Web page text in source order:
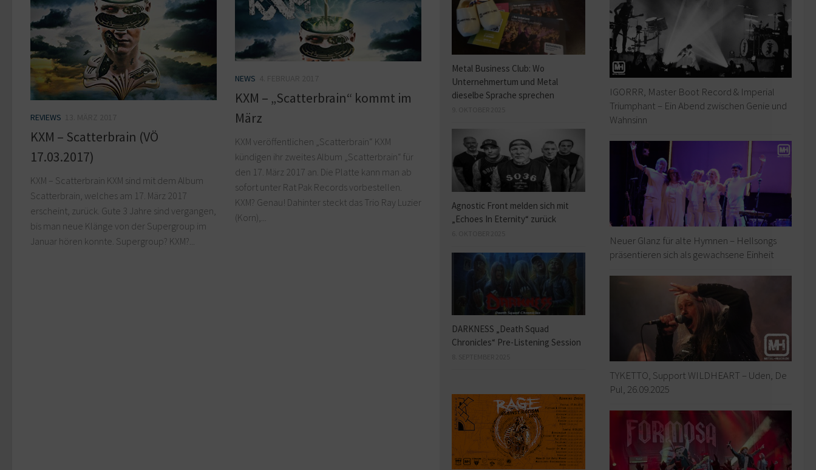
REVIEWS
KXM – Scatterbrain (VÖ
17.03.2017)
KXM – Scatterbrain KXM sind mit dem Album
Scatterbrain, welches am 17. März 2017
erscheint, zurück. Gute 3 Jahre sind vergangen,
bis man neue Klänge von der Supergroup im
Januar hören konnte. Supergroup? KXM?...
NEWS
KXM – „Scatterbrain“ kommt im
März
KXM veröffentlichen „Scatterbrain“ KXM
kündigen ihr zweites Album „Scatterbrain“ für
den 17. März 2017 an. Die Platte kann man ab
sofort unter Rat Pak Records vorbestellen.
KXM? Genau! Dahinter steckt das Trio Ray Luzier
(Korn),...
IGORRR, Master Boot Record & Imperial
Triumphant – Ein Abend zwischen Genie und
Wahnsinn
Neuer Glanz für alte Hymnen – Hellsongs
präsentieren sich als gewachsene Einheit
TYKETTO, Support WILDHEART – Uden, De
Pul, 26.09.2025
Metal Business Club: Wo
Unternehmertum und Metal
dieselbe Sprache sprechen
Agnostic Front melden sich mit
„Echoes In Eternity“ zurück
DARKNESS „Death Squad
Chronicles“ Pre-Listening Session